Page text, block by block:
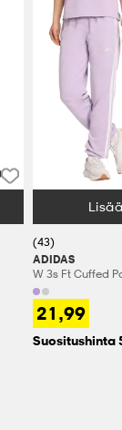
Valitse Koko
(43)
ADIDAS
W 3s Ft Cuffed
21,99
Suositushinta